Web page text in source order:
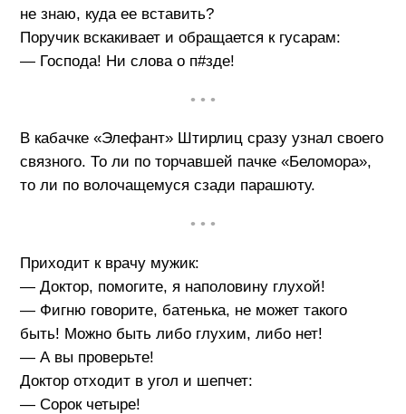
не знаю, куда ее вставить?
Поручик вскакивает и обращается к гусарам:
— Господа! Ни слова о п#зде!
• • •
В кабачке «Элефант» Штирлиц сразу узнал своего
связного. То ли по торчавшей пачке «Беломора»,
то ли по волочащемуся сзади парашюту.
• • •
Приходит к врачу мужик:
— Доктор, помогите, я наполовину глухой!
— Фигню говорите, батенька, не может такого
быть! Можно быть либо глухим, либо нет!
— А вы проверьте!
Доктор отходит в угол и шепчет:
— Сорок четыре!